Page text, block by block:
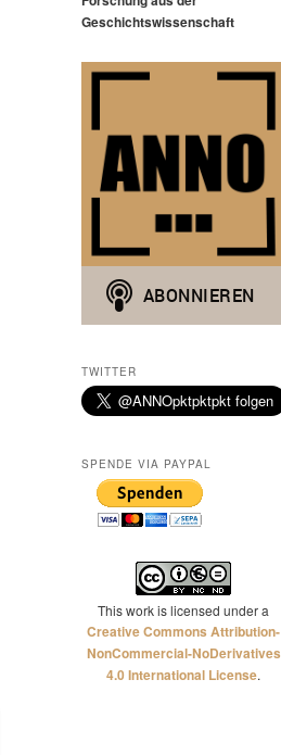
Geschichtswissenschaft
TWITTER
SPENDE VIA PAYPAL
This work is licensed under a
Creative Commons Attribution-
NonCommercial-NoDerivatives
4.0 International License.